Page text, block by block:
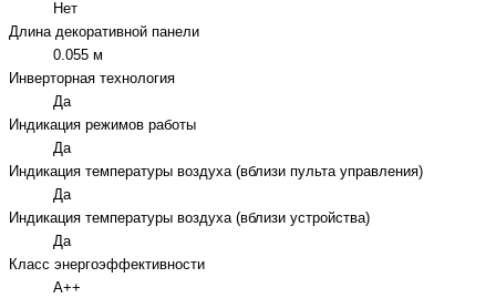
Нет
Длина декоративной панели
0.055 м
Инверторная технология
Да
Индикация режимов работы
Да
Индикация температуры воздуха (вблизи пульта управления)
Да
Индикация температуры воздуха (вблизи устройства)
Да
Класс энергоэффективности
A++